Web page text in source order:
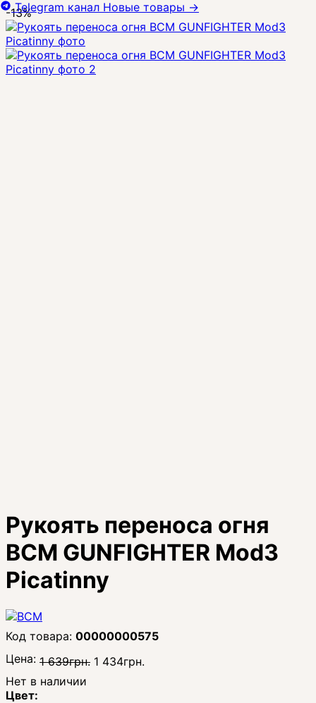
-13%
Рукоять переноса огня
BCM GUNFIGHTER Mod3
Picatinny
00000000575
Цена: 1 639грн. 1 434грн.
Нет в наличии
Цвет:
Telegram канал Новые товары →